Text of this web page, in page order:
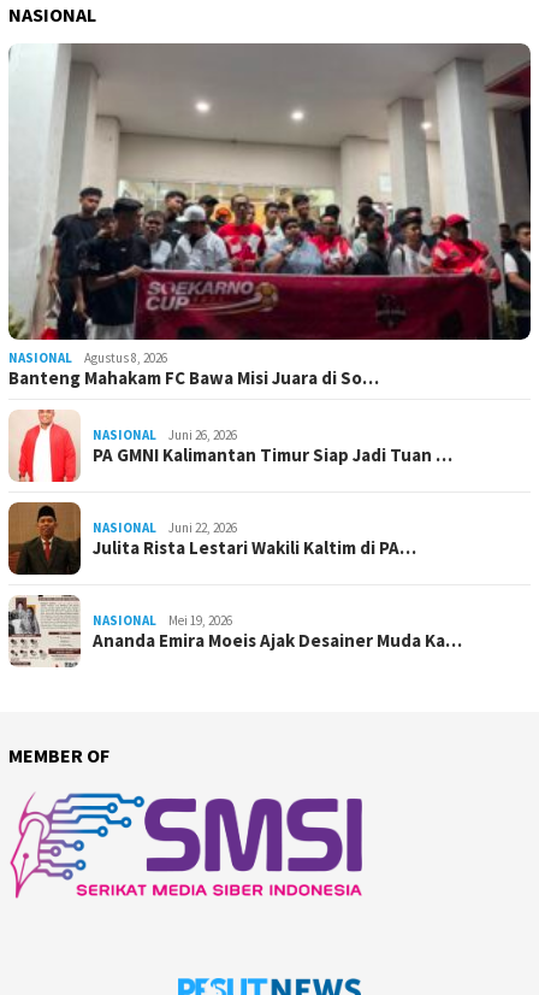
NASIONAL
NASIONAL Agustus 8, 2026
Banteng Mahakam FC Bawa Misi Juara di So…
NASIONAL Juni 26, 2026
PA GMNI Kalimantan Timur Siap Jadi Tuan …
NASIONAL Juni 22, 2026
Julita Rista Lestari Wakili Kaltim di PA…
NASIONAL Mei 19, 2026
Ananda Emira Moeis Ajak Desainer Muda Ka…
MEMBER OF